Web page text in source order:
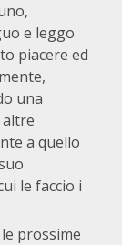
e leggo
piacere ed
una
a quello
le faccio i
prossime